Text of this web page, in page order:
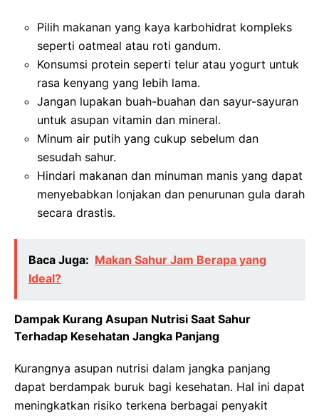
Pilih makanan yang kaya karbohidrat kompleks
seperti oatmeal atau roti gandum.
Konsumsi protein seperti telur atau yogurt untuk
rasa kenyang yang lebih lama.
Jangan lupakan buah-buahan dan sayur-sayuran
untuk asupan vitamin dan mineral.
Minum air putih yang cukup sebelum dan
sesudah sahur.
Hindari makanan dan minuman manis yang dapat
menyebabkan lonjakan dan penurunan gula darah
secara drastis.
Baca Juga: Makan Sahur Jam Berapa yang
Ideal?
Dampak Kurang Asupan Nutrisi Saat Sahur
Terhadap Kesehatan Jangka Panjang
Kurangnya asupan nutrisi dalam jangka panjang
dapat berdampak buruk bagi kesehatan. Hal ini dapat
meningkatkan risiko terkena berbagai penyakit